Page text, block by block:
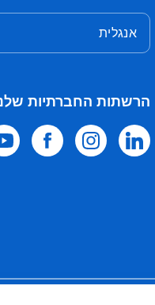
אנגלית
הרשתות החברתיות